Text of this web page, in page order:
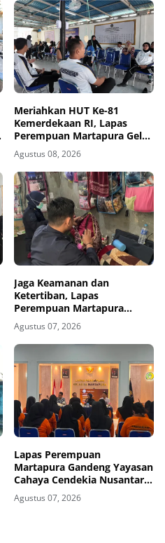
Meriahkan HUT Ke-81
Kemerdekaan RI, Lapas
Perempuan Martapura Gelar
Porseni Antarpetugas
Agustus 08, 2026
Jaga Keamanan dan
Ketertiban, Lapas
Perempuan Martapura
Intensifkan Razia di Blok
Maximum Security
Agustus 07, 2026
Lapas Perempuan
Martapura Gandeng Yayasan
Cahaya Cendekia Nusantara
Tingkatkan Literasi Hukum
Warga Binaan
Agustus 07, 2026